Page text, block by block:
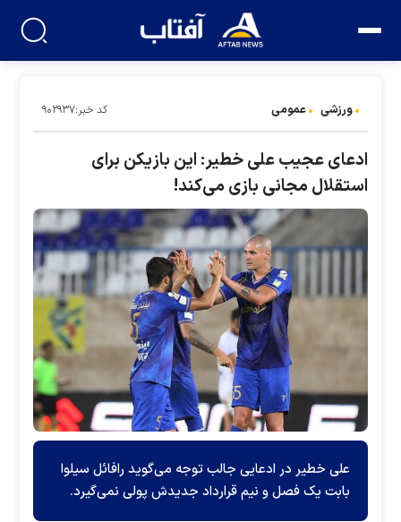
ورزشی عمومی کد خبر:۹۰۲۹۳۷
ادعای عجیب علی خطیر: این بازیکن برای
استقلال مجانی بازی می‌کند!
علی خطیر در ادعایی جالب توجه می‌گوید رافائل سیلوا
بابت یک فصل و نیم قرارداد جدیدش پولی نمی‌گیرد.